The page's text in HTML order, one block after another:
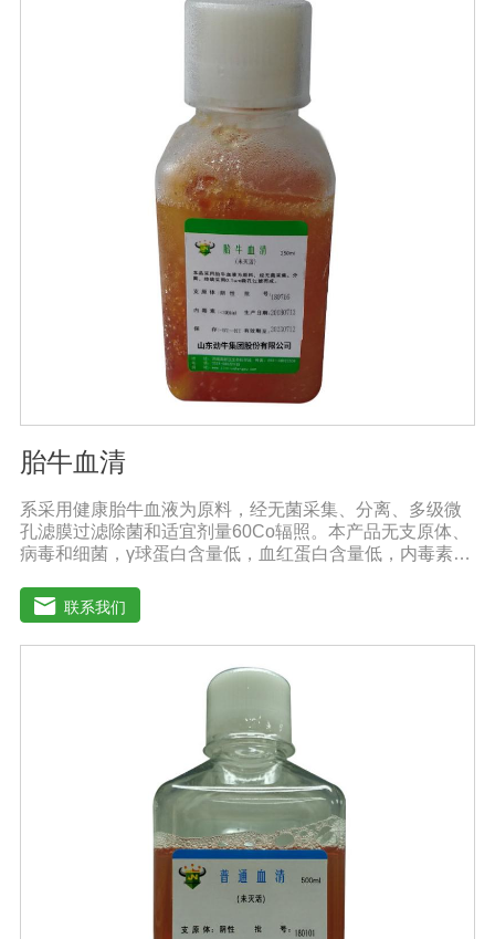
准。规格：500ml/瓶保存：-15℃―-20℃有效期：5年注
意事项：解冻：采用逐步解冻法（ -20℃→2-8℃→ 室
温），可减少沉淀的产生使血清质量不会受到影响。
胎牛血清
系采用健康胎牛血液为原料，经无菌采集、分离、多级微
孔滤膜过滤除菌和适宜剂量60Co辐照。本产品无支原体、
病毒和细菌，γ球蛋白含量低，血红蛋白含量低，内毒素小
胞及多种细胞株的培养、扩增和保藏、组织器官的分离、
培养及单克隆抗体的制备和疫苗的研制及生产。质量标
准：符合《中华人民共和国药典》2020版、《中华人民共
和国兽药典》2020版质量标准。规格：250ml/瓶保
存：-15℃―-20℃有效期：5年注意事项：1、解冻：采用
使血清质量不会受到影响。2、在 0℃ ~ 4℃状态下存放过
久会影响促细胞生长效果。
联系我们